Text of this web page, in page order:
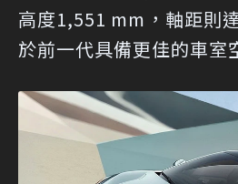
高度1,551 mm，軸距則
於前一代具備更佳的車室